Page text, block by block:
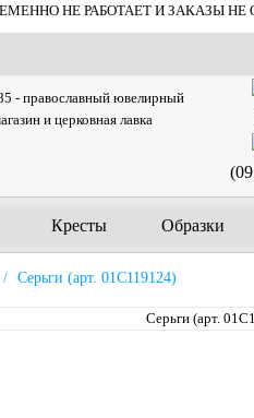
НЕ РАБОТАЕТ И ЗАКАЗЫ НЕ
Кресты Образки
Серьги (арт. 01С119124)